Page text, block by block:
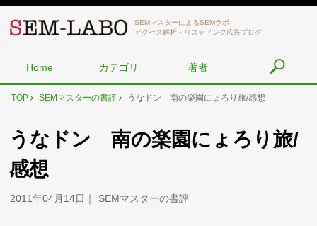
SEMマスターによるSEMラボ
アクセス解析・リスティング広告ブログ
Home カテゴリ 著者
TOP SEMマスターの書評 うなドン 南の楽園にょろり旅/感想
うなドン 南の楽園にょろり旅/
感想
2011年04月14日 SEMマスターの書評